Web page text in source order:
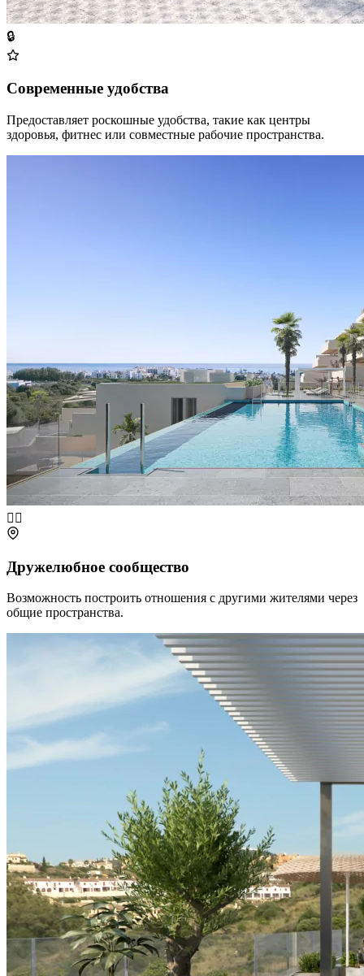
🔒
Современные удобства
Предоставляет роскошные удобства, такие как центры
здоровья, фитнес или совместные рабочие пространства.
🏊‍♂️
Дружелюбное сообщество
Возможность построить отношения с другими жителями через
общие пространства.